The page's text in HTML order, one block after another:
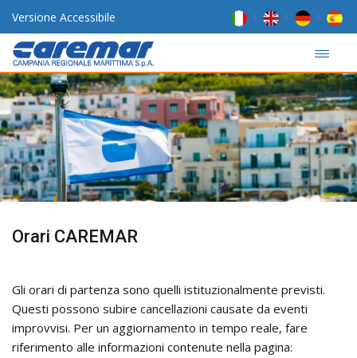
Versione Accessibile
Orari CAREMAR
Gli orari di partenza sono quelli istituzionalmente previsti.
Questi possono subire cancellazioni causate da eventi
improvvisi. Per un aggiornamento in tempo reale, fare
riferimento alle informazioni contenute nella pagina: